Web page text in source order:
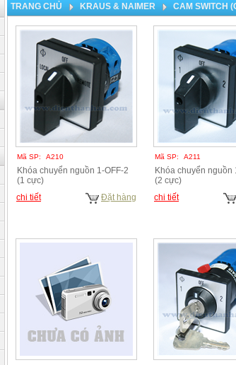
TRANG CHỦ KRAUS & NAIMER CAM SWITCH
Mã SP: A210
Khóa chuyển nguồn 1-OFF-2
(1 cực)
chi tiết
Đặt hàng
Mã SP: A211
Khóa chuyển nguồn
(2 cực)
chi tiết